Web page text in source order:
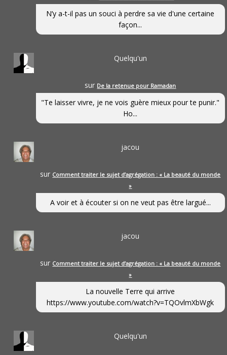
N’y a-t-il pas un souci à perdre sa vie d'une certaine
façon...
Quelqu'un
sur De la retenue pour Ramadan
"Te laisser vivre, je ne vois guère mieux pour te punir."
Ho...
jacou
sur Comment traiter le sujet d’agrégation : « La beauté du monde
»
A voir et à écouter si on ne veut pas être largué...
jacou
sur Comment traiter le sujet d’agrégation : « La beauté du monde
»
La nouvelle Terre qui arrive
https://www.youtube.com/watch?v=TQOvlmXbWgk
Quelqu'un